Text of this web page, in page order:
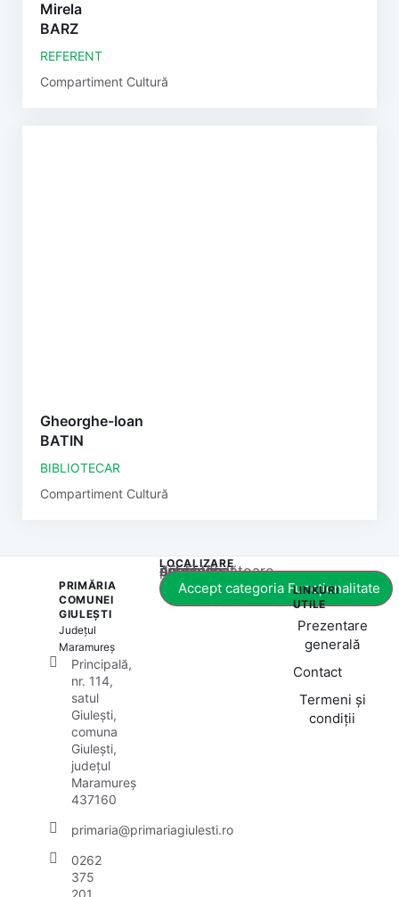
Mirela
BARZ
REFERENT
Compartiment Cultură
Gheorghe-Ioan
BATIN
BIBLIOTECAR
Compartiment Cultură
PRIMĂRIA
COMUNEI
GIULEȘTI
Județul
Maramureș
Principală,
nr. 114,
satul
Giulești,
comuna
Giulești,
județul
Maramureș
437160
primaria@primariagiulesti.ro
0262
375
201
LOCALIZARE
Acest conținut este blocat până când acceptați categoria corespunzătoare de cookie-uri.
Accept categoria Funcționalitate
LINKURI
UTILE
Prezentare
generală
Contact
Termeni și
condiții